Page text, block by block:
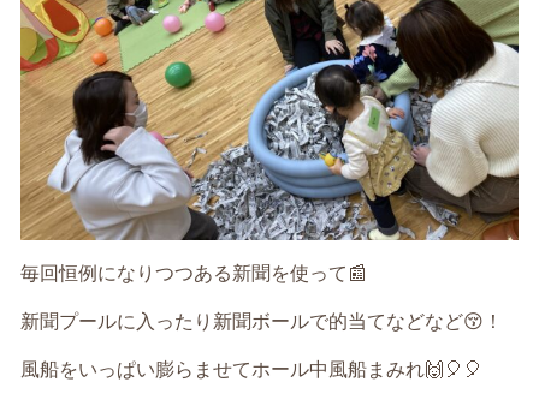
毎回恒例になりつつある新聞を使って📰
新聞プールに入ったり 新聞ボールで的当てなどなど😚 ！
風船をいっぱい膨らませてホール中 風船まみれ🙌🎈🎈